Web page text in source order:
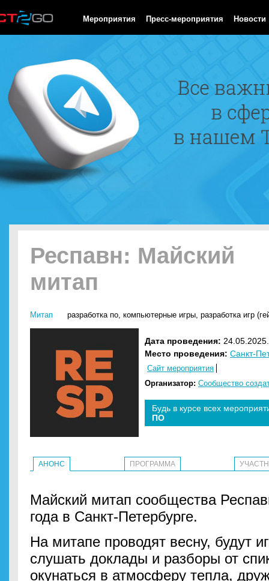
Мероприятия Пресс-мероприятия Новости
Респавн: Майский
митап
Митап разработка по, компьютерные игры, разработка игр
Дата проведения:
Место проведения: Санкт-
Сайт мероприятия
Организатор: Сообщество
Будь в курсе всех
ПО
АНОНС ПРОГРАММА
Майский митап сообщества
года в Санкт-Петербурге.
На митапе проводят весну, будут
слушать доклады и разборы от
окунаться в атмосферу тепла,